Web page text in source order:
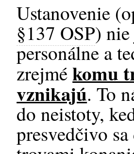
Ustanovenie
§137 OSP)
personálne a
zrejmékomu
vznikajú. To
do neistoty,
presvedčivo